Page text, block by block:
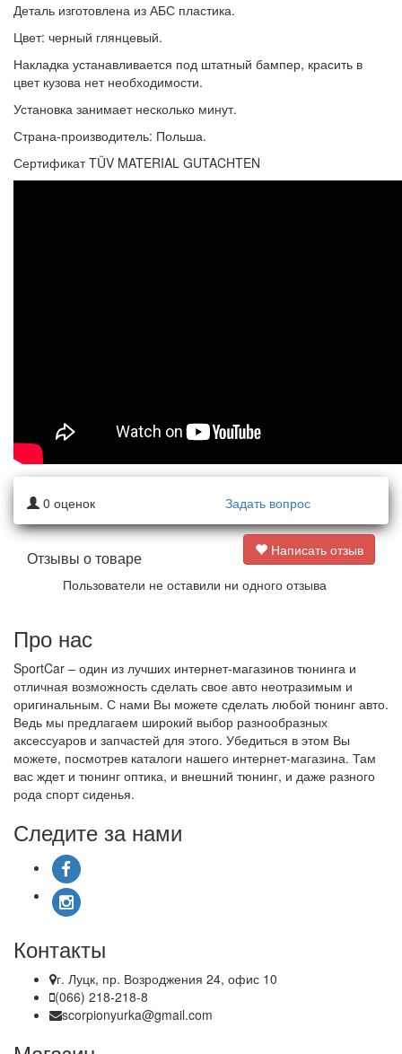
Деталь изготовлена из АБС пластика.
Цвет: черный глянцевый.
Накладка устанавливается под штатный бампер, красить в
цвет кузова нет необходимости.
Установка занимает несколько минут.
Страна-производитель: Польша.
Сертификат TÜV MATERIAL GUTACHTEN
0 оценок Задать вопрос
Отзывы о товаре
Написать отзыв
Пользователи не оставили ни одного отзыва
Про нас
SportCar – один из лучших интернет-магазинов тюнинга и
отличная возможность сделать свое авто неотразимым и
оригинальным. С нами Вы можете сделать любой тюнинг авто.
Ведь мы предлагаем широкий выбор разнообразных
аксессуаров и запчастей для этого. Убедиться в этом Вы
можете, посмотрев каталоги нашего интернет-магазина. Там
вас ждет и тюнинг оптика, и внешний тюнинг, и даже разного
рода спорт сиденья.
Следите за нами
Контакты
г. Луцк, пр. Возроджения 24, офис 10
(066) 218-218-8
scorpionyurka@gmail.com